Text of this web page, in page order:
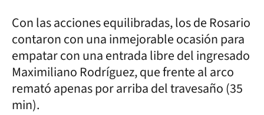
Con las acciones equilibradas, los de Rosario
contaron con una inmejorable ocasión para
empatar con una entrada libre del ingresado
Maximiliano Rodríguez, que frente al arco
remató apenas por arriba del travesaño (35
min).